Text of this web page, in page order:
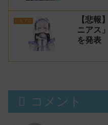
いちプロ
【悲報
ニアス
を発表
コメント